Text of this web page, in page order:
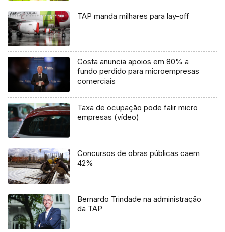
TAP manda milhares para lay-off
Costa anuncia apoios em 80% a
fundo perdido para microempresas
comerciais
Taxa de ocupação pode falir micro
empresas (vídeo)
Concursos de obras públicas caem
42%
Bernardo Trindade na administração
da TAP